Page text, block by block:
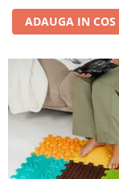
ADAUGA IN COS